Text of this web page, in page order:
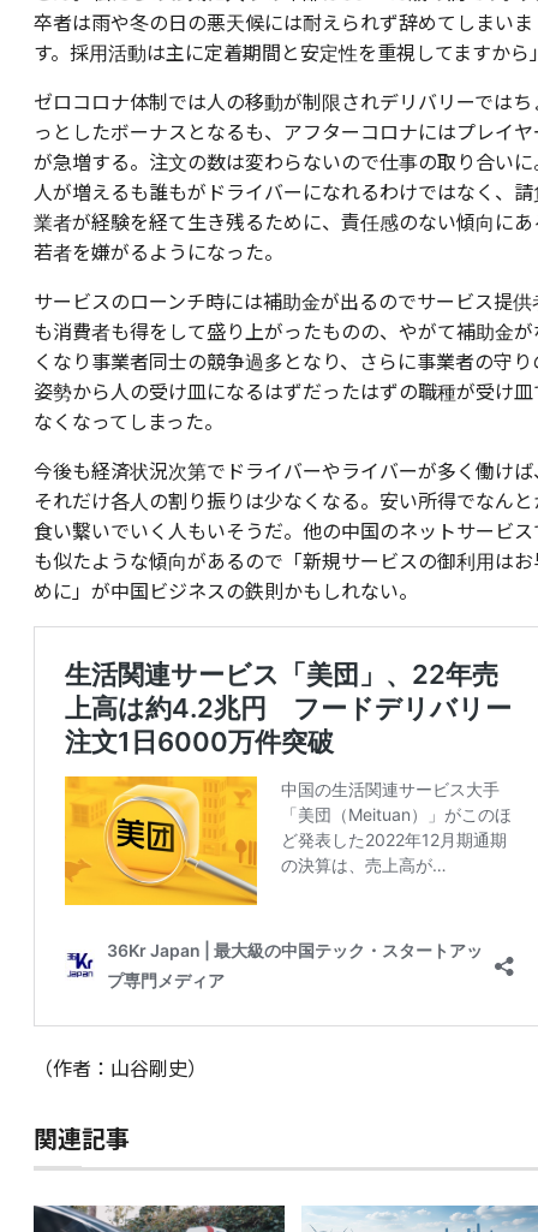
卒者は雨や冬の日の悪天候には耐えられず辞めてしまいま
す。採用活動は主に定着期間と安定性を重視してますから
ゼロコロナ体制では人の移動が制限されデリバリーではち
っとしたボーナスとなるも、アフターコロナにはプレイヤ
が急増する。注文の数は変わらないので仕事の取り合いに
人が増えるも誰もがドライバーになれるわけではなく、請
業者が経験を経て生き残るために、責任感のない傾向にあ
若者を嫌がるようになった。
サービスのローンチ時には補助金が出るのでサービス提供
も消費者も得をして盛り上がったものの、やがて補助金が
くなり事業者同士の競争過多となり、さらに事業者の守り
姿勢から人の受け皿になるはずだったはずの職種が受け皿
なくなってしまった。
今後も経済状況次第でドライバーやライバーが多く働けば
それだけ各人の割り振りは少なくなる。安い所得でなんと
食い繋いでいく人もいそうだ。他の中国のネットサービス
も似たような傾向があるので「新規サービスの御利用はお
めに」が中国ビジネスの鉄則かもしれない。
（作者：山谷剛史）
関連記事